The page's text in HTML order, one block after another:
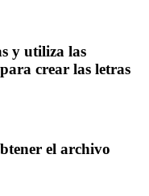
y utiliza las
crear las letras
el archivo